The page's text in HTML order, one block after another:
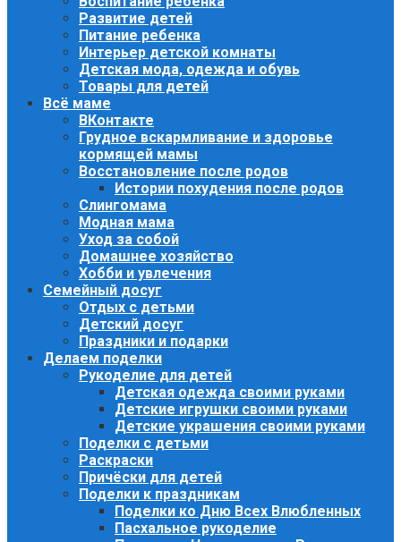
Развитие детей
Питание ребенка
Интерьер детской комнаты
Детская мода, одежда и обувь
Товары для детей
Всё маме
ВКонтакте
Грудное вскармливание и здоровье
кормящей мамы
Восстановление после родов
Истории похудения после родов
Слингомама
Модная мама
Уход за собой
Домашнее хозяйство
Хобби и увлечения
Семейный досуг
Отдых с детьми
Детский досуг
Праздники и подарки
Делаем поделки
Рукоделие для детей
Детская одежда своими руками
Детские игрушки своими руками
Детские украшения своими руками
Поделки с детьми
Раскраски
Причёски для детей
Поделки к праздникам
Поделки ко Дню Всех Влюбленных
Пасхальное рукоделие